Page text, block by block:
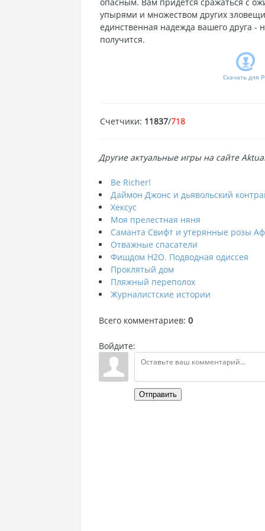
упырями и множеством других
единственная надежда вашего друга -
получится.
Скачать для
Счетчики: 11837/718
Другие актуальные игры на сайте
Be Richer!
Даймон Джонс и дьявольский
Хексус
Моя прелестная няня
Саманта Свифт и утерянные розы
Отважные спасатели
Фишдом H2O. Подводная одиссея
Проклятый дом
Пляжный переполох
Журналистские истории
Всего комментариев: 0
Войдите:
Отправить